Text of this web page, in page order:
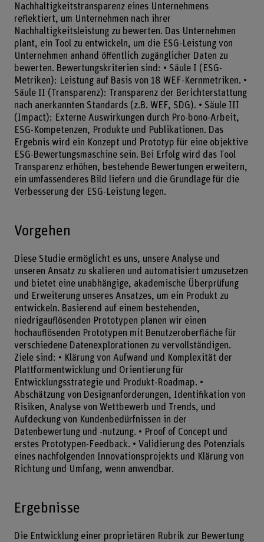
Nachhaltigkeitstransparenz eines Unternehmens
reflektiert, um Unternehmen nach ihrer
Nachhaltigkeitsleistung zu bewerten. Das Unternehmen
plant, ein Tool zu entwickeln, um die ESG-Leistung von
Unternehmen anhand öffentlich zugänglicher Daten zu
bewerten. Bewertungskriterien sind: • Säule I (ESG-
Metriken): Leistung auf Basis von 18 WEF-Kernmetriken. •
Säule II (Transparenz): Transparenz der Berichterstattung
nach anerkannten Standards (z.B. WEF, SDG). • Säule III
(Impact): Externe Auswirkungen durch Pro-bono-Arbeit,
ESG-Kompetenzen, Produkte und Publikationen. Das
Ergebnis wird ein Konzept und Prototyp für eine objektive
ESG-Bewertungsmaschine sein. Bei Erfolg wird das Tool
Transparenz erhöhen, bestehende Bewertungen erweitern,
ein umfassenderes Bild liefern und die Grundlage für die
Verbesserung der ESG-Leistung legen.
Vorgehen
Diese Studie ermöglicht es uns, unsere Analyse und
unseren Ansatz zu skalieren und automatisiert umzusetzen
und bietet eine unabhängige, akademische Überprüfung
und Erweiterung unseres Ansatzes, um ein Produkt zu
entwickeln. Basierend auf einem bestehenden,
niedrigauflösenden Prototypen planen wir einen
hochauflösenden Prototypen mit Benutzeroberfläche für
verschiedene Datenexplorationen zu vervollständigen.
Ziele sind: • Klärung von Aufwand und Komplexität der
Plattformentwicklung und Orientierung für
Entwicklungsstrategie und Produkt-Roadmap. •
Abschätzung von Designanforderungen, Identifikation von
Risiken, Analyse von Wettbewerb und Trends, und
Aufdeckung von Kundenbedürfnissen in der
Datenbewertung und -nutzung. • Proof of Concept und
erstes Prototypen-Feedback. • Validierung des Potenzials
eines nachfolgenden Innovationsprojekts und Klärung von
Richtung und Umfang, wenn anwendbar.
Ergebnisse
Die Entwicklung einer proprietären Rubrik zur Bewertung